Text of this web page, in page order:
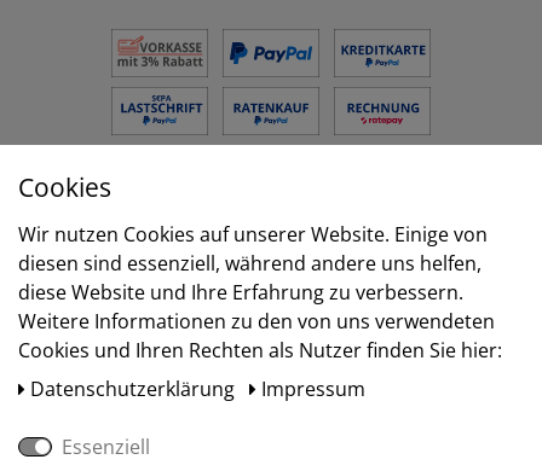
Versand
Cookies
Wir nutzen Cookies auf unserer Website. Einige von
diesen sind essenziell, während andere uns helfen,
diese Website und Ihre Erfahrung zu verbessern.
Weitere Informationen zu den von uns verwendeten
Cookies und Ihren Rechten als Nutzer finden Sie hier:
Daten­schutz­erklärung
Impressum
Essenziell